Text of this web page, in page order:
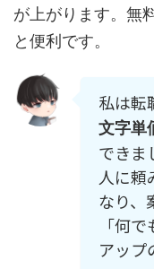
が上がります。無
と便利です。
私は転
文字単
できま
人に頼
なり、
「何
アップ